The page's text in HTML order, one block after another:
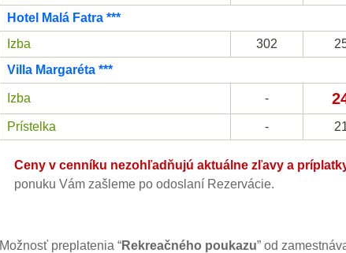
Hotel Malá Fatra ***
Izba
302
Villa Margaréta ***
Izba -
Prístelka -
Ceny v cenníku nezohľadňujú aktuálne zľavy a
ponuku Vám zašleme po odoslaní Rezervácie.
Možnosť preplatenia “Rekreačného poukazu” od